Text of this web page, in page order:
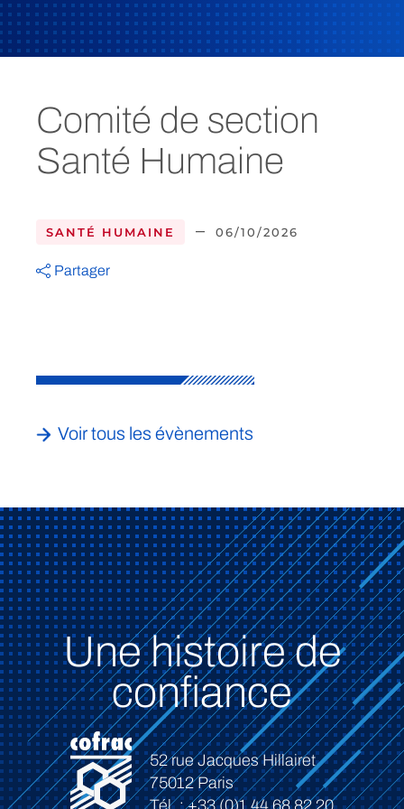
Comité de section
Santé Humaine
SANTÉ HUMAINE – 06/10/2026
Partager
Voir tous les évènements
Une histoire de
confiance
52 rue Jacques Hillairet
75012 Paris
Tél. : +33 (0)1 44 68 82 20